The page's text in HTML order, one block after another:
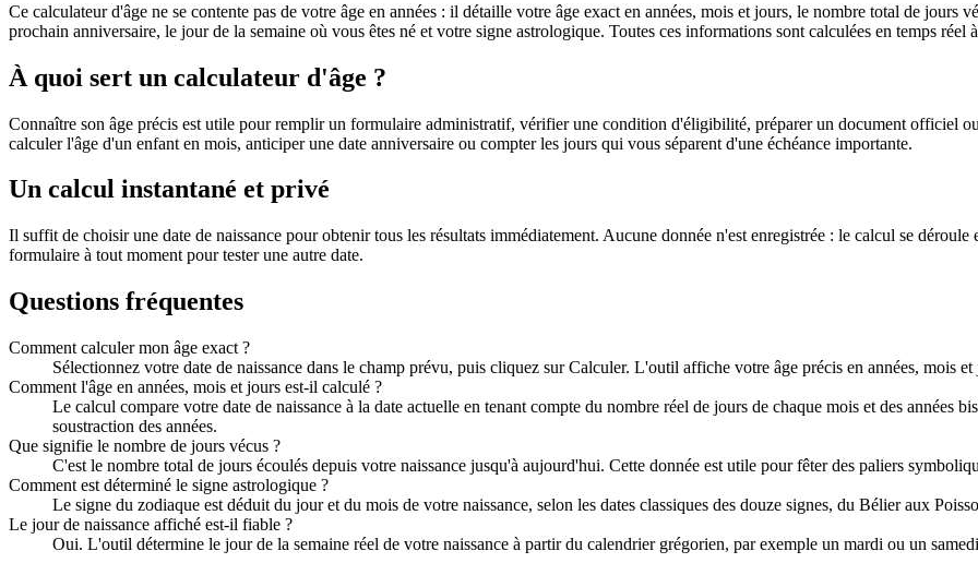
Ce calculateur d'âge ne se contente pas de votre âge en années : il détaille votre âge exact en années, mois et jours, le nombre total de jours
prochain anniversaire, le jour de la semaine où vous êtes né et votre signe astrologique. Toutes ces informations sont calculées en temps réel
À quoi sert un calculateur d'âge ?
Connaître son âge précis est utile pour remplir un formulaire administratif, vérifier une condition d'éligibilité, préparer un document officiel
calculer l'âge d'un enfant en mois, anticiper une date anniversaire ou compter les jours qui vous séparent d'une échéance importante.
Un calcul instantané et privé
Il suffit de choisir une date de naissance pour obtenir tous les résultats immédiatement. Aucune donnée n'est enregistrée : le calcul se
formulaire à tout moment pour tester une autre date.
Questions fréquentes
Comment calculer mon âge exact ?
Sélectionnez votre date de naissance dans le champ prévu, puis cliquez sur Calculer. L'outil affiche votre âge précis en années, mois
Comment l'âge en années, mois et jours est-il calculé ?
Le calcul compare votre date de naissance à la date actuelle en tenant compte du nombre réel de jours de chaque mois et des années
soustraction des années.
Que signifie le nombre de jours vécus ?
C'est le nombre total de jours écoulés depuis votre naissance jusqu'à aujourd'hui. Cette donnée est utile pour fêter des paliers
Comment est déterminé le signe astrologique ?
Le signe du zodiaque est déduit du jour et du mois de votre naissance, selon les dates classiques des douze signes, du Bélier aux
Le jour de naissance affiché est-il fiable ?
Oui. L'outil détermine le jour de la semaine réel de votre naissance à partir du calendrier grégorien, par exemple un mardi ou un